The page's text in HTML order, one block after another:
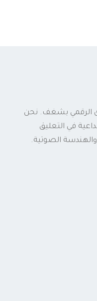
بشغف. نحن
في التعليق
الصوتية.